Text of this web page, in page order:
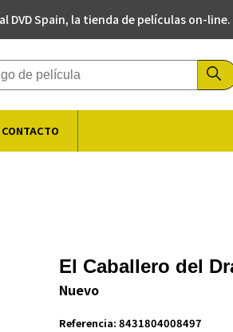
DVD Spain, la tienda de películas on-line.
de productos
CONTACTO
El Caballero del
Nuevo
Referencia: 8431804008497